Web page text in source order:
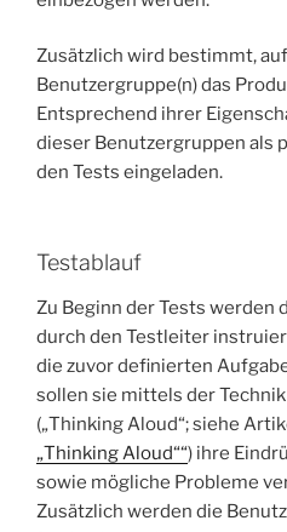
Zusätzlich wird bestimmt,
Benutzergruppe(n) das
Entsprechend ihrer
dieser Benutzergruppen als
den Tests eingeladen.
Testablauf
Zu Beginn der Tests
durch den Testleiter
die zuvor definierten
sollen sie mittels der Technik
(„Thinking Aloud“; siehe
„Thinking Aloud““) ihre
sowie mögliche Probleme
Zusätzlich werden die